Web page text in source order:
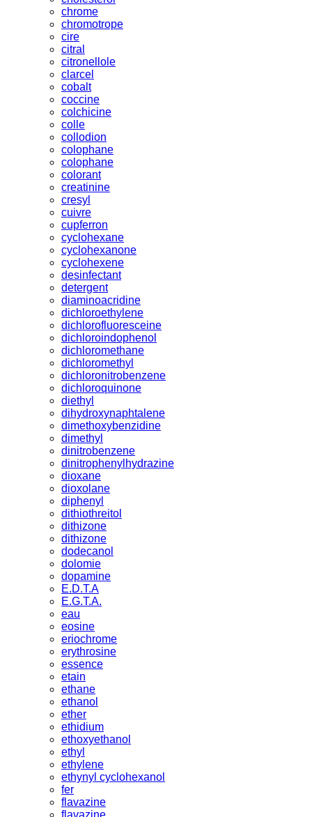
chrome
chromotrope
cire
citral
citronellole
clarcel
cobalt
coccine
colchicine
colle
collodion
colophane
colophane
colorant
creatinine
cresyl
cuivre
cupferron
cyclohexane
cyclohexanone
cyclohexene
desinfectant
detergent
diaminoacridine
dichloroethylene
dichlorofluoresceine
dichloroindophenol
dichloromethane
dichloromethyl
dichloronitrobenzene
dichloroquinone
diethyl
dihydroxynaphtalene
dimethoxybenzidine
dimethyl
dinitrobenzene
dinitrophenylhydrazine
dioxane
dioxolane
diphenyl
dithiothreitol
dithizone
dithizone
dodecanol
dolomie
dopamine
E.D.T.A
E.G.T.A.
eau
eosine
eriochrome
erythrosine
essence
etain
ethane
ethanol
ether
ethidium
ethoxyethanol
ethyl
ethylene
ethynyl cyclohexanol
fer
flavazine
flavazine